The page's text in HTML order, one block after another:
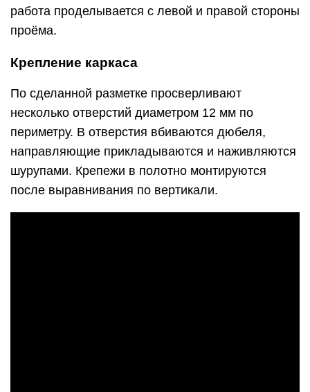
работа проделывается с левой и правой стороны
проёма.
Крепление каркаса
По сделанной разметке просверливают
несколько отверстий диаметром 12 мм по
периметру. В отверстия вбиваются дюбеля,
направляющие прикладываются и наживляются
шурупами. Крепежи в полотно монтируются
после выравнивания по вертикали.